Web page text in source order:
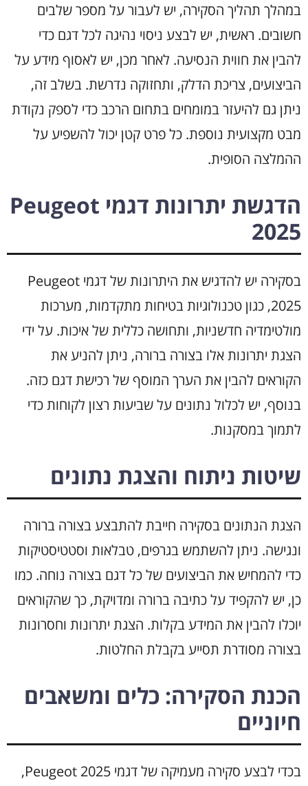
במהלך תהליך הסקירה, יש לעבור על מספר שלבים
חשובים. ראשית, יש לבצע ניסוי נהיגה לכל דגם כדי
להבין את חווית הנסיעה. לאחר מכן, יש לאסוף מידע על
הביצועים, צריכת הדלק, ותחזוקה נדרשת. בשלב זה,
ניתן גם להיעזר במומחים בתחום הרכב כדי לספק נקודת
מבט מקצועית נוספת. כל פרט קטן יכול להשפיע על
ההמלצה הסופית.
הדגשת יתרונות דגמי Peugeot
2025
בסקירה יש להדגיש את היתרונות של דגמי Peugeot
2025, כגון טכנולוגיות בטיחות מתקדמות, מערכות
מולטימדיה חדשניות, ותחושה כללית של איכות. על ידי
הצגת יתרונות אלו בצורה ברורה, ניתן להניע את
הקוראים להבין את הערך המוסף של רכישת דגם כזה.
בנוסף, יש לכלול נתונים על שביעות רצון לקוחות כדי
לתמוך במסקנות.
שיטות ניתוח והצגת נתונים
הצגת הנתונים בסקירה חייבת להתבצע בצורה ברורה
ונגישה. ניתן להשתמש בגרפים, טבלאות וסטטיסטיקות
כדי להמחיש את הביצועים של כל דגם בצורה נוחה. כמו
כן, יש להקפיד על כתיבה ברורה ומדויקת, כך שהקוראים
יוכלו להבין את המידע בקלות. הצגת יתרונות וחסרונות
בצורה מסודרת תסייע בקבלת החלטות.
הכנת הסקירה: כלים ומשאבים
חיוניים
בכדי לבצע סקירה מעמיקה של דגמי Peugeot 2025,